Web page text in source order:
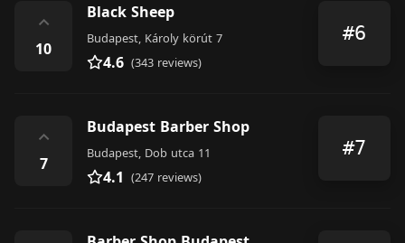
⌃
10
Black Sheep
Budapest, Károly körút 7
4.6 (343 reviews)
#6
⌃
7
Budapest Barber Shop
Budapest, Dob utca 11
4.1 (247 reviews)
#7